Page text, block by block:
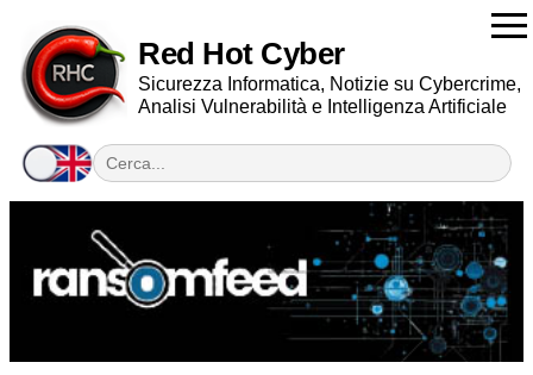
Red Hot Cyber
Sicurezza Informatica, Notizie su Cybercrime,
Analisi Vulnerabilità e Intelligenza Artificiale